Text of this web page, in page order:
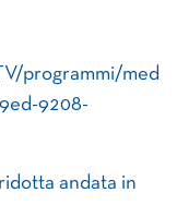
programmi/med
9208-
andata in